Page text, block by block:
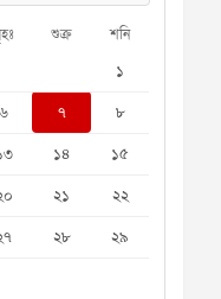
শুক্র শনি
১
৬ ৭
৮
১৪
১৫
২১
২২
২৮
২৯